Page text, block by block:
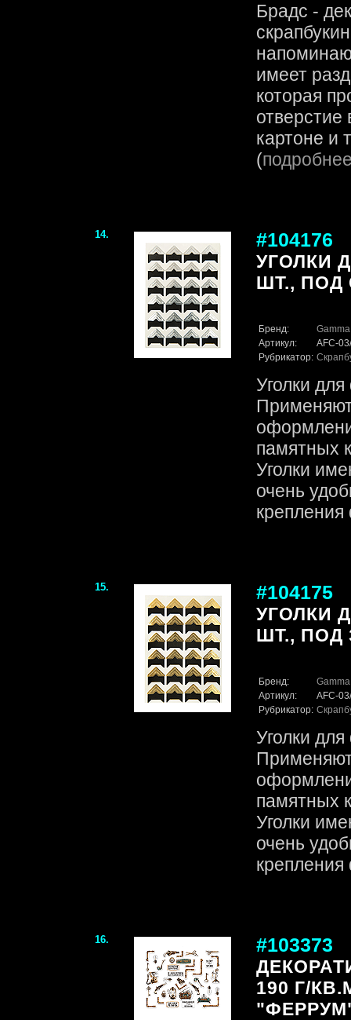
Брадс -
имеет
которая
отверстие
картоне и
(
14. #104176
УГОЛКИ
ШТ., ПОД
Бренд:
Gamma
Артикул:
AFC-
Рубрикатор:
Уголки
памятных
Уголки
очень
15. #104175
УГОЛКИ
ШТ., ПОД
Бренд:
Gamma
Артикул:
AFC-
Рубрикатор:
Уголки
памятных
Уголки
очень
16. #103373
190 Г/